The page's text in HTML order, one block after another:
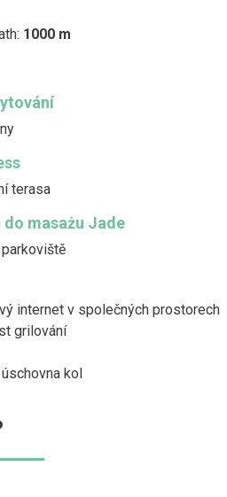
1000 m
terasa
do masażu Jade
internet v společných prostorech
grilování
kol